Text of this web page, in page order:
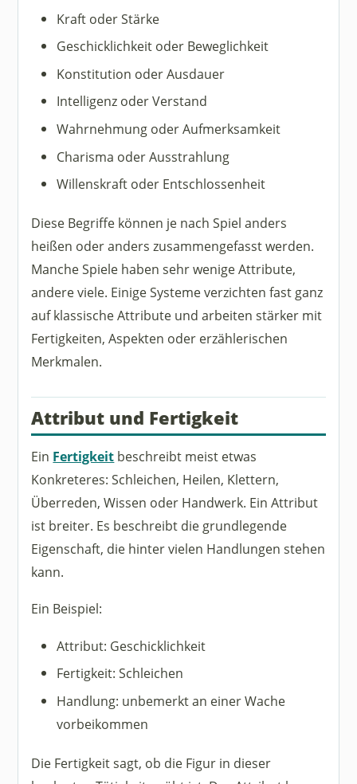
Kraft oder Stärke
Geschicklichkeit oder Beweglichkeit
Konstitution oder Ausdauer
Intelligenz oder Verstand
Wahrnehmung oder Aufmerksamkeit
Charisma oder Ausstrahlung
Willenskraft oder Entschlossenheit
Diese Begriffe können je nach Spiel anders
heißen oder anders zusammengefasst werden.
Manche Spiele haben sehr wenige Attribute,
andere viele. Einige Systeme verzichten fast ganz
auf klassische Attribute und arbeiten stärker mit
Fertigkeiten, Aspekten oder erzählerischen
Merkmalen.
Attribut und Fertigkeit
Ein Fertigkeit beschreibt meist etwas
Konkreteres: Schleichen, Heilen, Klettern,
Überreden, Wissen oder Handwerk. Ein Attribut
ist breiter. Es beschreibt die grundlegende
Eigenschaft, die hinter vielen Handlungen stehen
kann.
Ein Beispiel:
Attribut: Geschicklichkeit
Fertigkeit: Schleichen
Handlung: unbemerkt an einer Wache
vorbeikommen
Die Fertigkeit sagt, ob die Figur in dieser